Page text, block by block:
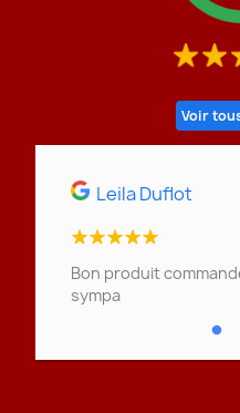
Voir
du
Leila Duflot
Bon produit
sympa